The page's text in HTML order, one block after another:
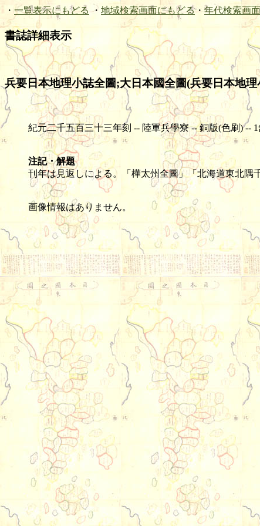
・ 一覧表示にもどる ・ 地域検索画面にもどる・ 年代検索画
書誌詳細表示
兵要日本地理小誌全圖;大日本國全圖(兵要日本地
紀元二千五百三十三年刻 -- 陸軍兵學寮 -- 銅版(色刷) -- 1
注記・解題
刊年は見返しによる。「樺太州全圖」「北海道東北隅
画像情報はありません。